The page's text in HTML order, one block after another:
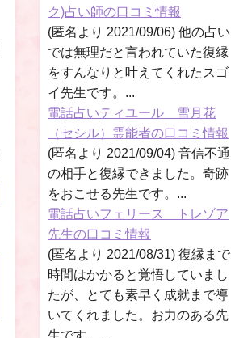
ク)占い師の口コミ情報
(匿名より 2021/09/06) 他の占い
では無理だと言われていた復縁
をすんなりと叶えてくれたスゴ
イ先生です。...
電話占いティユール 雪月花
（セシル）霊能者の口コミ情報
(匿名より 2021/09/04) 音信不通
の相手と復縁できました。奇跡
をおこせる先生です。...
電話占いフェリース トレゾア
先生の口コミ情報
(匿名より 2021/08/31) 復縁まで
時間はかかると覚悟していまし
たが、とても素早く成就まで導
いてくれました。お力のある先